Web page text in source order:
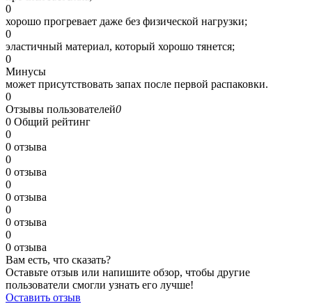
0
хорошо прогревает даже без физической нагрузки;
0
эластичный материал, который хорошо тянется;
0
Минусы
может присутствовать запах после первой распаковки.
0
Отзывы пользователей0
0 Общий рейтинг
0
0 отзыва
0
0 отзыва
0
0 отзыва
0
0 отзыва
0
0 отзыва
Вам есть, что сказать?
Оставьте отзыв или напишите обзор, чтобы другие
пользователи смогли узнать его лучше!
Оставить отзыв